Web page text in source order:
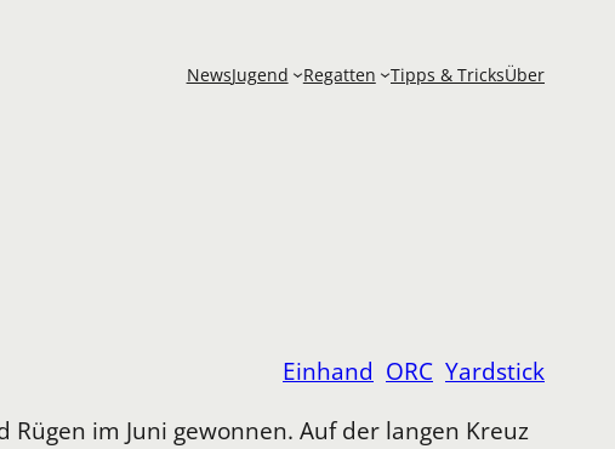
NewsJugend Regatten Tipps & TricksÜber
Einhand ORC Yardstick
im Juni gewonnen. Auf der langen Kreuz